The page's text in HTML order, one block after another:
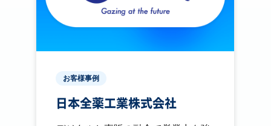
お客様事例
日本全薬工業株式会社